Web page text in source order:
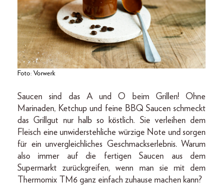
Foto: Vorwerk
Saucen sind das A und O beim Grillen! Ohne
Marinaden, Ketchup und feine BBQ Saucen schmeckt
das Grillgut nur halb so köstlich. Sie verleihen dem
Fleisch eine unwiderstehliche würzige Note und sorgen
für ein unvergleichliches Geschmackserlebnis. Warum
also immer auf die fertigen Saucen aus dem
Supermarkt zurückgreifen, wenn man sie mit dem
Thermomix TM6 ganz einfach zuhause machen kann?